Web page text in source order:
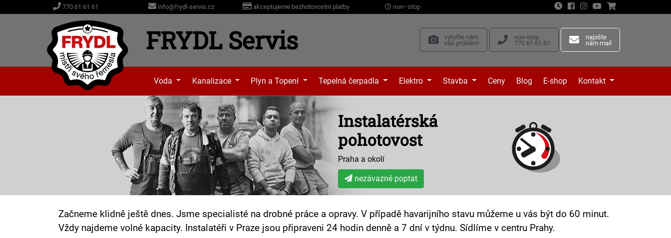
770 61 61 61 info@frydl-servis.cz akceptujeme bezhotovostní platby non–stop
FRYDL Servis
vyfoťte nám
váš problém
non-stop
770 61 61 61
napište
nám mail
Voda Kanalizace Plyn a Topení Tepelná čerpadla Elektro Stavba Ceny Blog E-shop Kontakt
Instalatérská
pohotovost
Praha a okolí
nezávazně poptat
Začneme klidně ještě dnes. Jsme specialisté na drobné práce a opravy. V případě havarijního stavu můžeme u vás být do 60 minut.
Vždy najdeme volné kapacity. Instalatéři v Praze jsou připraveni 24 hodin denně a 7 dní v týdnu. Sídlíme v centru Prahy.